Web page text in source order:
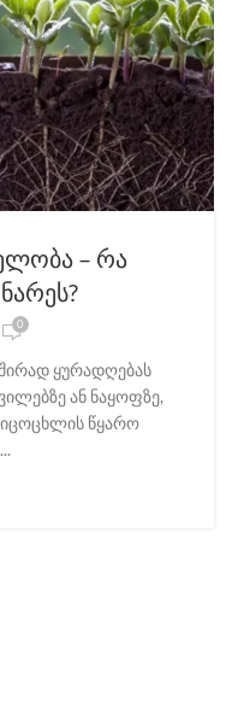
– რა
0
ყურადღებას
ან ნაყოფზე,
წყარო